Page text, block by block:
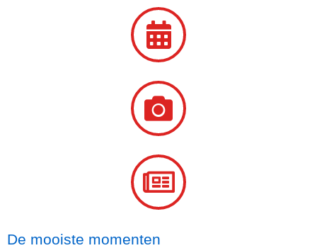
De mooiste momenten